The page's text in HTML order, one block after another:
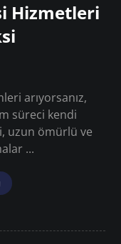
Hizmetleri
arıyorsanız,
süreci kendi
uzun ömürlü ve
...